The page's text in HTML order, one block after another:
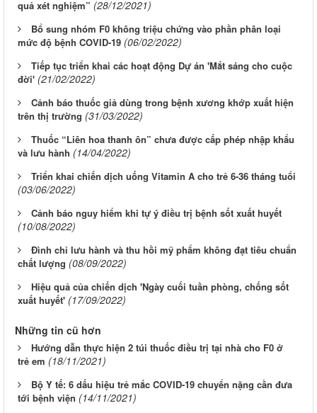
quả xét nghiệm” (28/12/2021)
Bổ sung nhóm F0 không triệu chứng vào phần phân loại
mức độ bệnh COVID-19 (06/02/2022)
Tiếp tục triển khai các hoạt động Dự án 'Mắt sáng cho cuộc
đời' (21/02/2022)
Cảnh báo thuốc giả dùng trong bệnh xương khớp xuất hiện
trên thị trường (31/03/2022)
Thuốc “Liên hoa thanh ôn” chưa được cấp phép nhập khẩu
và lưu hành (14/04/2022)
Triển khai chiến dịch uống Vitamin A cho trẻ 6-36 tháng tuổi
(03/06/2022)
Cảnh báo nguy hiểm khi tự ý điều trị bệnh sốt xuất huyết
(10/08/2022)
Đình chỉ lưu hành và thu hồi mỹ phẩm không đạt tiêu chuẩn
chất lượng (08/09/2022)
Hiệu quả của chiến dịch 'Ngày cuối tuần phòng, chống sốt
xuất huyết' (17/09/2022)
Những tin cũ hơn
Hướng dẫn thực hiện 2 túi thuốc điều trị tại nhà cho F0 ở
trẻ em (18/11/2021)
Bộ Y tế: 6 dấu hiệu trẻ mắc COVID-19 chuyển nặng cần đưa
tới bệnh viện (14/11/2021)